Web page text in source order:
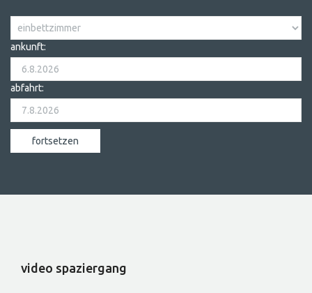
ankunft:
abfahrt:
video spaziergang